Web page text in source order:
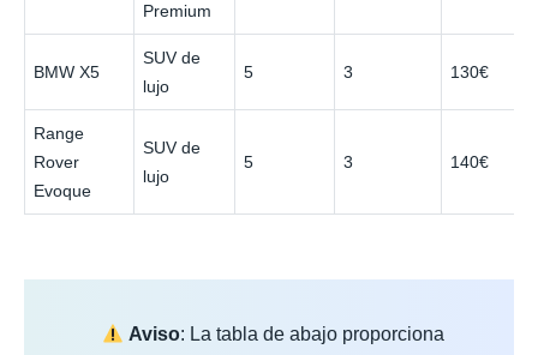
Premium
BMW X5
SUV de
lujo
5 3 130€
Range
Rover
Evoque
SUV de
lujo
5 3 140€
Aviso: La tabla de abajo proporciona